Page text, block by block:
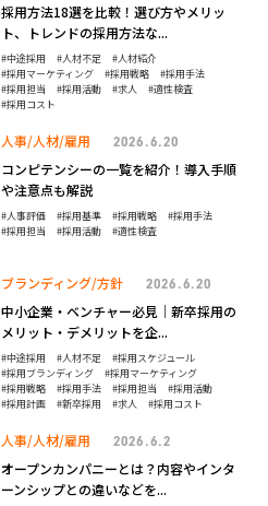
採用方法18選を比較！選び方やメリッ
ト、トレンドの採用方法な...
中途採用 人材不足
人材紹介
採用マーケティング
採用戦略
採用手法
採用担当
採用活動 求人
適性検査
採用コスト
人事/人材/雇用 2026.6.20
コンピテンシーの一覧を紹介！導入手順
や注意点も解説
人事評価 採用基準 採用戦略
採用手法
採用担当
採用活動 適性検査
ブランディング/方針 2026.6.20
中小企業・ベンチャー必見｜新卒採用の
メリット・デメリットを企...
中途採用 人材不足
採用スケジュール
採用ブランディング
採用マーケティング
採用戦略
採用手法 採用担当
採用活動
採用計画
新卒採用 求人 採用コスト
人事/人材/雇用 2026.6.2
オープンカンパニーとは？内容やインタ
ーンシップとの違いなどを...